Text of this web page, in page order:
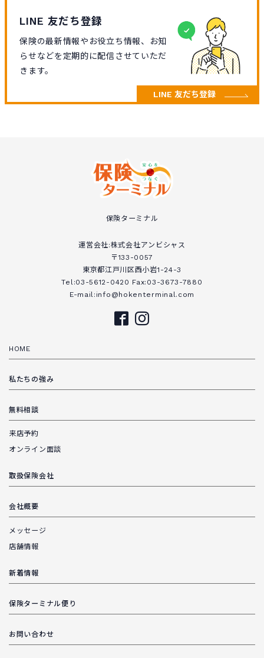
LINE 友だち登録
保険の最新情報やお役立ち情報、お知
らせなどを定期的に配信させていただ
きます。
LINE 友だち登録
保険ターミナル
運営会社:株式会社アンビシャス
〒133-0057
東京都江戸川区西小岩1-24-3
Tel:03-5612-0420 Fax:03-3673-7880
E-mail:info@hokenterminal.com
HOME
私たちの強み
無料相談
来店予約
オンライン面談
取扱保険会社
会社概要
メッセージ
店舗情報
新着情報
保険ターミナル便り
お問い合わせ